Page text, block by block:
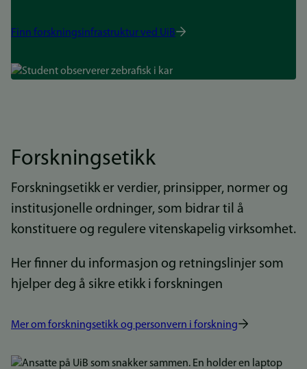
Finn forskningsinfrastruktur ved UiB
Bilde
Forskningsetikk
Forskningsetikk er verdier, prinsipper, normer og
institusjonelle ordninger, som bidrar til å
konstituere og regulere vitenskapelig virksomhet.
Her finner du informasjon og retningslinjer som
hjelper deg å sikre etikk i forskningen
Mer om forskningsetikk og personvern i forskning
Bilde